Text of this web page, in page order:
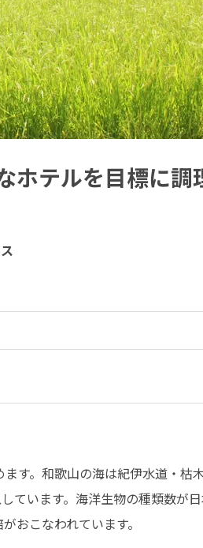
ホテルを目標に調
す。和歌山の海は紀伊水道・枯
ています。海洋生物の種類数が
おこなわれています。